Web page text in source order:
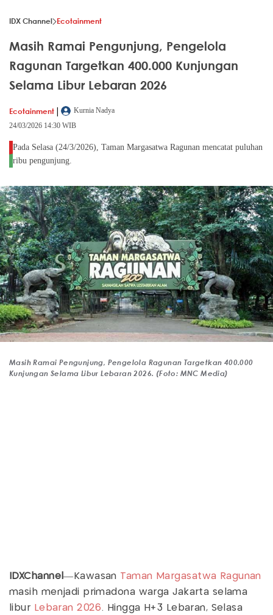
IDX Channel Ecotainment
Masih Ramai Pengunjung, Pengelola
Ragunan Targetkan 400.000 Kunjungan
Selama Libur Lebaran 2026
Ecotainment |
Kurnia Nadya
24/03/2026 14:30 WIB
Pada Selasa (24/3/2026), Taman Margasatwa Ragunan mencatat puluhan
ribu pengunjung.
Masih Ramai Pengunjung, Pengelola Ragunan Targetkan 400.000
Kunjungan Selama Libur Lebaran 2026. (Foto: MNC Media)
IDXChannel—Kawasan Taman Margasatwa Ragunan
masih menjadi primadona warga Jakarta selama
libur Lebaran 2026. Hingga H+3 Lebaran, Selasa